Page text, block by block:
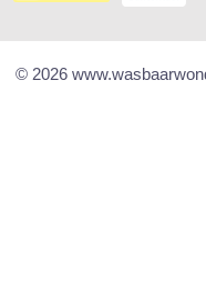
© 2026